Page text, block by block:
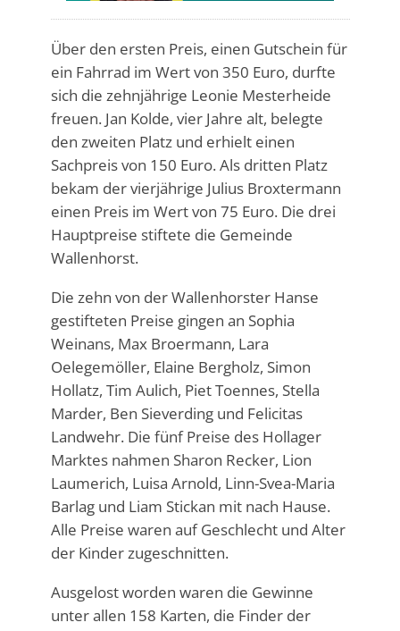
Über den ersten Preis, einen Gutschein für
ein Fahrrad im Wert von 350 Euro, durfte
sich die zehnjährige Leonie Mesterheide
freuen. Jan Kolde, vier Jahre alt, belegte
den zweiten Platz und erhielt einen
Sachpreis von 150 Euro. Als dritten Platz
bekam der vierjährige Julius Broxtermann
einen Preis im Wert von 75 Euro. Die drei
Hauptpreise stiftete die Gemeinde
Wallenhorst.
Die zehn von der Wallenhorster Hanse
gestifteten Preise gingen an Sophia
Weinans, Max Broermann, Lara
Oelegemöller, Elaine Bergholz, Simon
Hollatz, Tim Aulich, Piet Toennes, Stella
Marder, Ben Sieverding und Felicitas
Landwehr. Die fünf Preise des Hollager
Marktes nahmen Sharon Recker, Lion
Laumerich, Luisa Arnold, Linn-Svea-Maria
Barlag und Liam Stickan mit nach Hause.
Alle Preise waren auf Geschlecht und Alter
der Kinder zugeschnitten.
Ausgelost worden waren die Gewinne
unter allen 158 Karten, die Finder der